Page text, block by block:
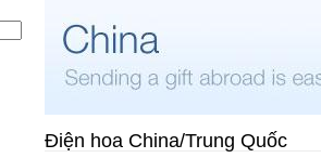
Điện hoa China/Trung Quốc